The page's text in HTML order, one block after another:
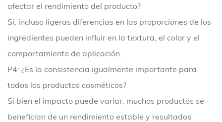
afectar el rendimiento del producto?
Sí, incluso ligeras diferencias en las proporciones de los
ingredientes pueden influir en la textura, el color y el
comportamiento de aplicación.
P4: ¿Es la consistencia igualmente importante para
todos los productos cosméticos?
Si bien el impacto puede variar, muchos productos se
benefician de un rendimiento estable y resultados